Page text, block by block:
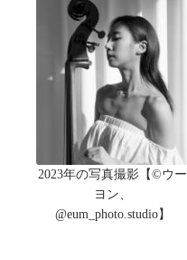
2023年の写真撮影【©ウー
ヨン、
@eum_photo.studio】